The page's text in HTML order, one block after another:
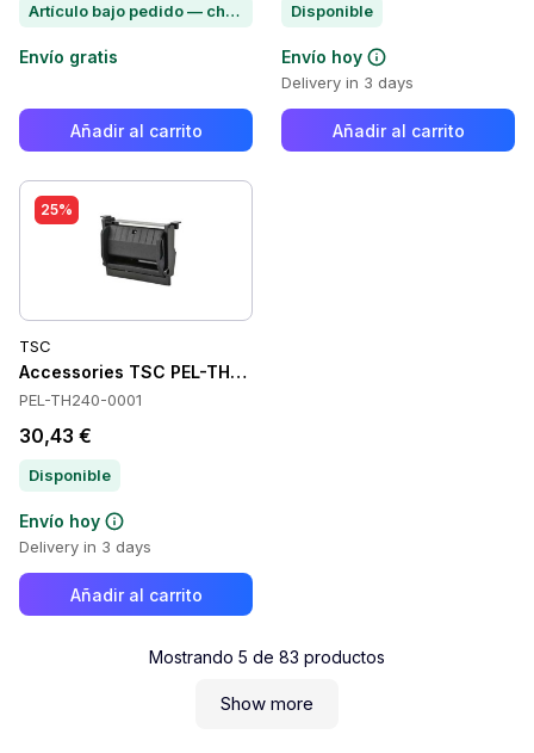
Artículo bajo pedido — chatea para conocer el plazo de entrega
Envío gratis
Añadir al carrito
Disponible
Envío hoy
Delivery in 3 days
Añadir al carrito
25%
TSC
Accessories TSC PEL-TH240-0001
PEL-TH240-0001
30,43 €
Disponible
Envío hoy
Delivery in 3 days
Añadir al carrito
Mostrando 5 de 83 productos
Show more